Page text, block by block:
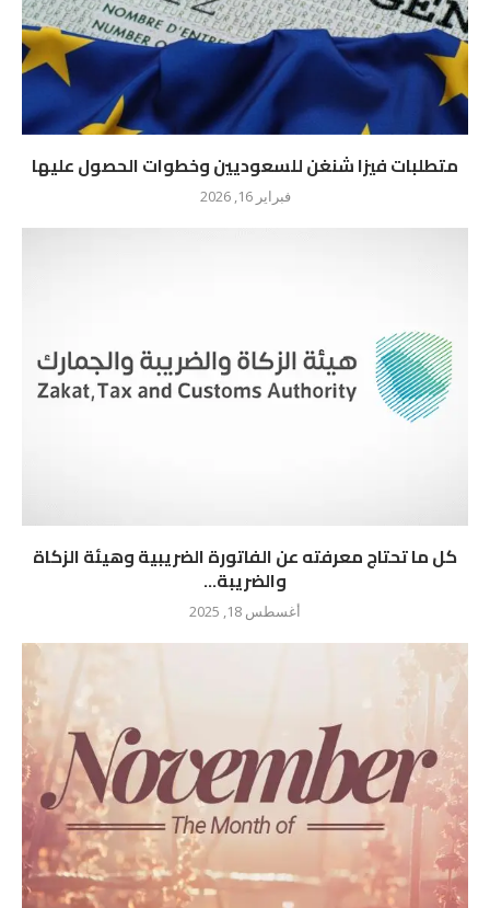
متطلبات فيزا شنغن للسعوديين وخطوات الحصول عليها
فبراير 16, 2026
كل ما تحتاج معرفته عن الفاتورة الضريبية وهيئة الزكاة
والضريبة...
أغسطس 18, 2025